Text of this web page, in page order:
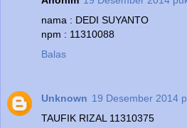
nama : DEDI SUYANTO
npm : 11310088
Balas
Unknown 19 Desember 2014
TAUFIK RIZAL 11310375